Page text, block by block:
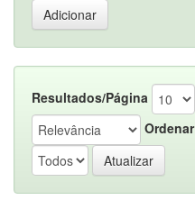
Resultados/Página
Ordenar